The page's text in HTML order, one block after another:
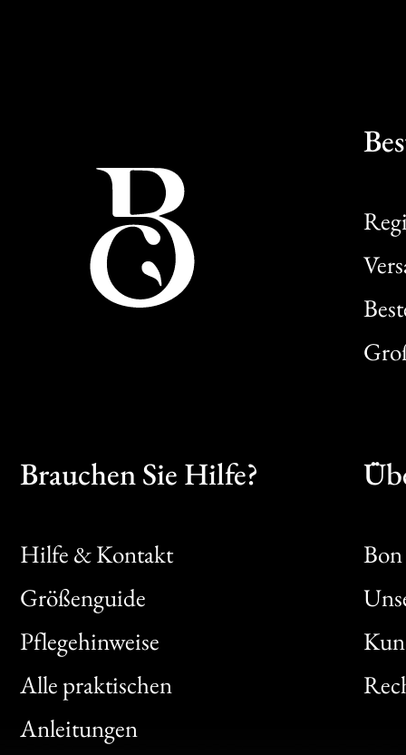
Brauchen Sie Hilfe?
Hilfe & Kontakt
Größenguide
Pflegehinweise
Alle praktischen
Anleitungen
Bon
Clic